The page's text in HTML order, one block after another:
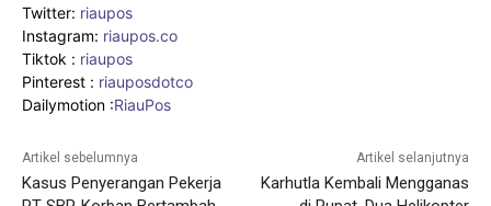
Twitter: riaupos
Instagram: riaupos.co
Tiktok : riaupos
Pinterest : riauposdotco
Dailymotion :RiauPos
Artikel sebelumnya
Kasus Penyerangan Pekerja
Artikel selanjutnya
Karhutla Kembali Mengganas